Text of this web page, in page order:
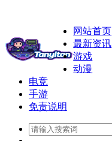
网站首页
最新资讯
游戏
动漫
电竞
手游
免责说明